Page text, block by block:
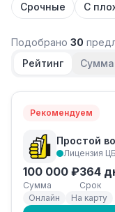
Срочные
С
Подобрано 30
Рейтинг
Сумма
Рекомендуем
Простой
Лицензия
100 000 ₽
Сумма
364
Срок
Онлайн
На карту